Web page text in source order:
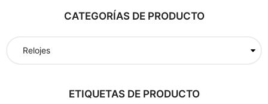
CATEGORÍAS DE PRODUCTO
ETIQUETAS DE PRODUCTO